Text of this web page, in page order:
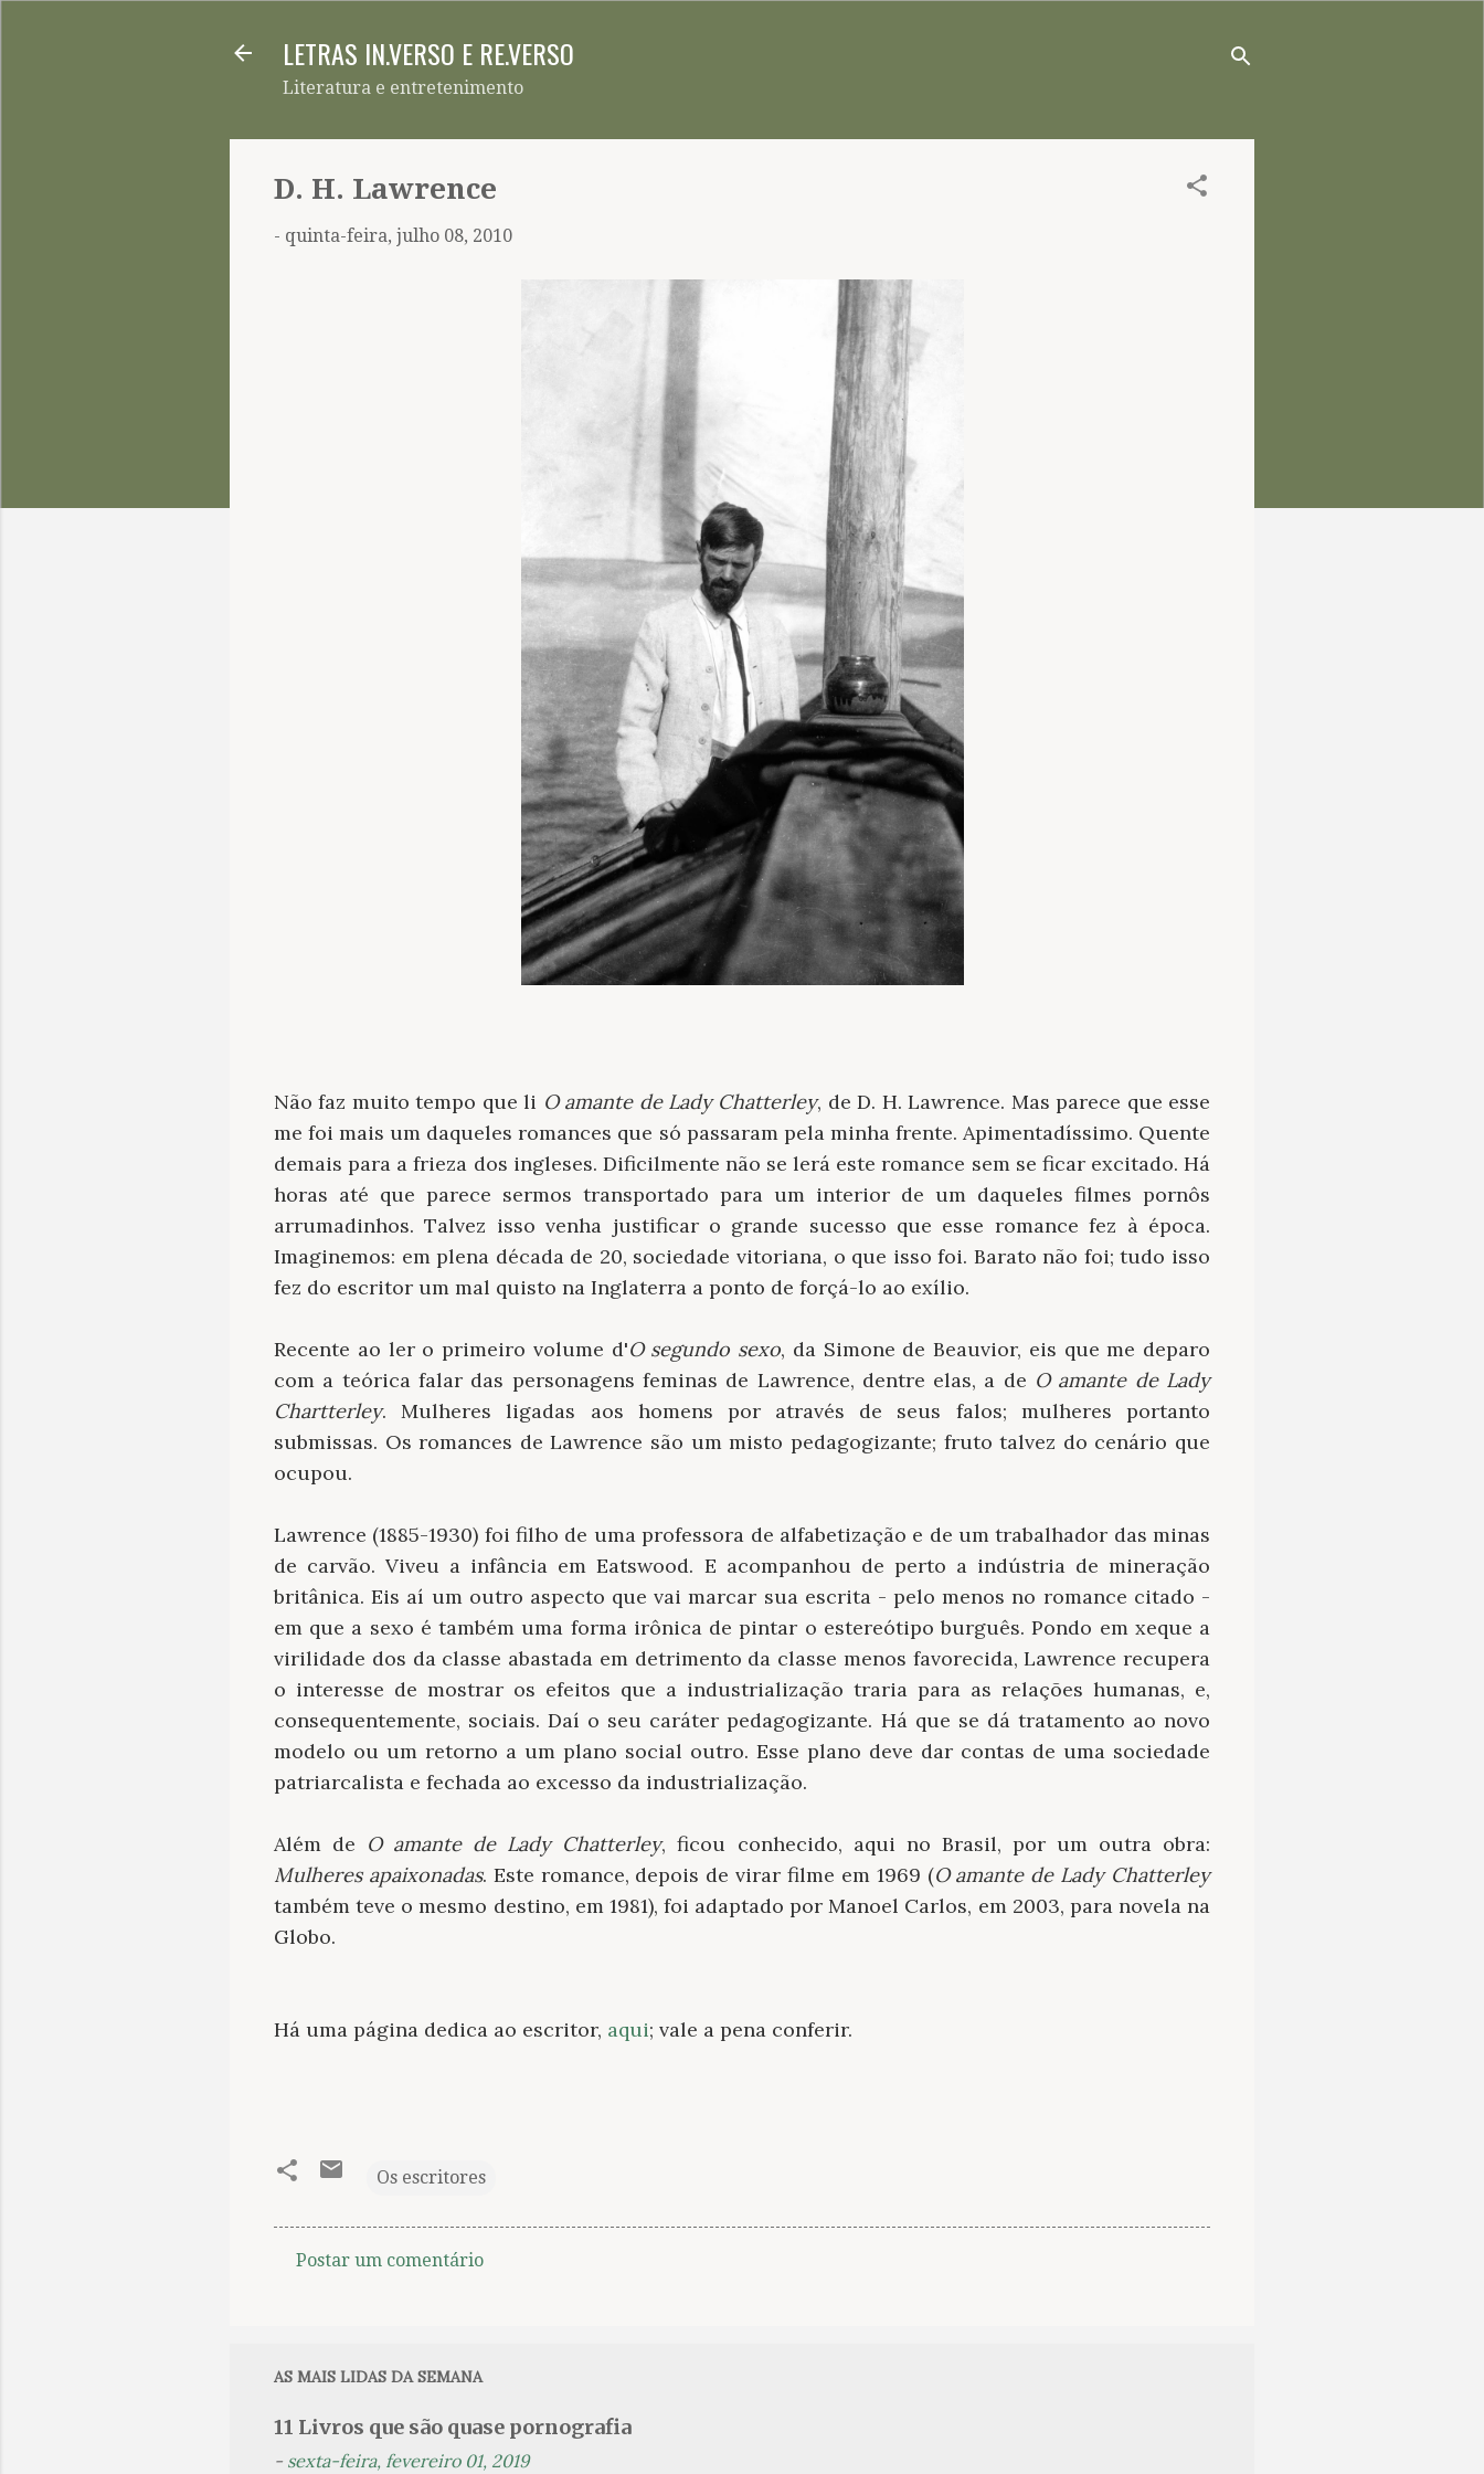
LETRAS IN.VERSO E RE.VERSO
Literatura e entretenimento
D. H. Lawrence
- quinta-feira, julho 08, 2010
Não faz muito tempo que li O amante de Lady Chatterley, de D. H. Lawrence. Mas parece que esse
me foi mais um daqueles romances que só passaram pela minha frente. Apimentadíssimo. Quente
demais para a frieza dos ingleses. Dificilmente não se lerá este romance sem se ficar excitado. Há
horas até que parece sermos transportado para um interior de um daqueles filmes pornôs
arrumadinhos. Talvez isso venha justificar o grande sucesso que esse romance fez à época.
Imaginemos: em plena década de 20, sociedade vitoriana, o que isso foi. Barato não foi; tudo isso
fez do escritor um mal quisto na Inglaterra a ponto de forçá-lo ao exílio.
Recente ao ler o primeiro volume d'O segundo sexo, da Simone de Beauvior, eis que me deparo
com a teórica falar das personagens feminas de Lawrence, dentre elas, a de O amante de Lady
Chartterley. Mulheres ligadas aos homens por através de seus falos; mulheres portanto
submissas. Os romances de Lawrence são um misto pedagogizante; fruto talvez do cenário que
ocupou.
Lawrence (1885-1930) foi filho de uma professora de alfabetização e de um trabalhador das minas
de carvão. Viveu a infância em Eatswood. E acompanhou de perto a indústria de mineração
britânica. Eis aí um outro aspecto que vai marcar sua escrita - pelo menos no romance citado -
em que a sexo é também uma forma irônica de pintar o estereótipo burguês. Pondo em xeque a
virilidade dos da classe abastada em detrimento da classe menos favorecida, Lawrence recupera
o interesse de mostrar os efeitos que a industrialização traria para as relações humanas, e,
consequentemente, sociais. Daí o seu caráter pedagogizante. Há que se dá tratamento ao novo
modelo ou um retorno a um plano social outro. Esse plano deve dar contas de uma sociedade
patriarcalista e fechada ao excesso da industrialização.
Além de O amante de Lady Chatterley, ficou conhecido, aqui no Brasil, por um outra obra:
Mulheres apaixonadas. Este romance, depois de virar filme em 1969 (O amante de Lady Chatterley
também teve o mesmo destino, em 1981), foi adaptado por Manoel Carlos, em 2003, para novela na
Globo.
Há uma página dedica ao escritor, aqui; vale a pena conferir.
Os escritores
e
t
á
Postar um comentário
AS MAIS LIDAS DA SEMANA
11 Livros que são quase pornografia
- sexta-feira, fevereiro 01, 2019